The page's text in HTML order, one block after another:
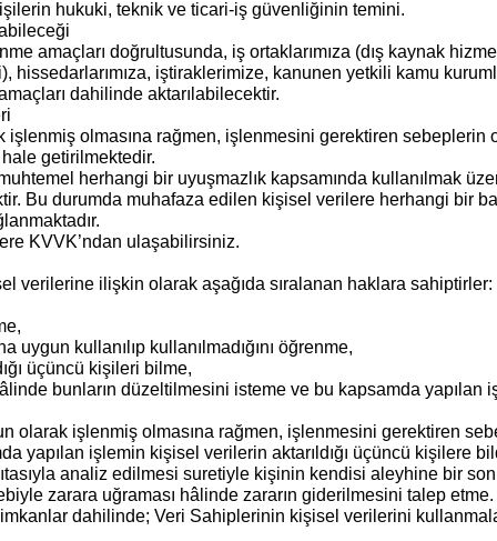
hukuki, teknik ve ticari-iş güvenliğinin temini.
amaçları doğrultusunda, iş ortaklarımıza (dış kaynak hizmet
hissedarlarımıza, iştiraklerimize, kanunen yetkili kamu
dahilinde aktarılabilecektir.
olmasına rağmen, işlenmesini gerektiren sebeplerin
getirilmektedir.
herhangi bir uyuşmazlık kapsamında kullanılmak
Bu durumda muhafaza edilen kişisel verilere herhangi bir
KVVK’ndan ulaşabilirsiniz.
verilerine ilişkin olarak aşağıda sıralanan haklara sahiptirler:
uygun kullanılıp kullanılmadığını öğrenme,
üçüncü kişileri bilme,
bunların düzeltilmesini isteme ve bu kapsamda yapılan
olarak işlenmiş olmasına rağmen, işlenmesini gerektiren
yapılan işlemin kişisel verilerin aktarıldığı üçüncü kişilere
analiz edilmesi suretiyle kişinin kendisi aleyhine bir
zarara uğraması hâlinde zararın giderilmesini talep etme.
dahilinde; Veri Sahiplerinin kişisel verilerini